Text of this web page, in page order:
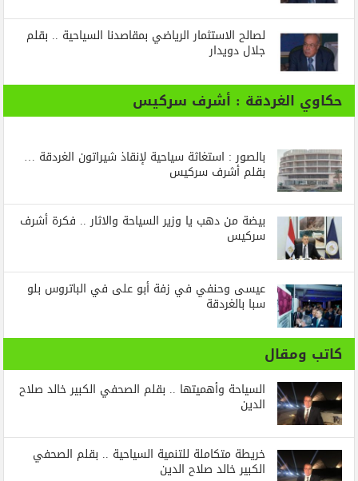
لصالح الاستثمار الرياضي بمقاصدنا السياحية .. بقلم
جلال دويدار
حكاوي الغردقة : أشرف سركيس
بالصور : استغاثة سياحية لإنقاذ شيراتون الغردقة …
بقلم أشرف سركيس
بيضة من دهب يا وزير السياحة والاثار .. فكرة أشرف
سركيس
عيسى وحنفي في زفة أبو على في الباتروس بلو
سبا بالغردقة
كاتب ومقال
السياحة وأهميتها .. بقلم الصحفي الكبير خالد صلاح
الدين
خريطة متكاملة للتنمية السياحية .. بقلم الصحفي
الكبير خالد صلاح الدين